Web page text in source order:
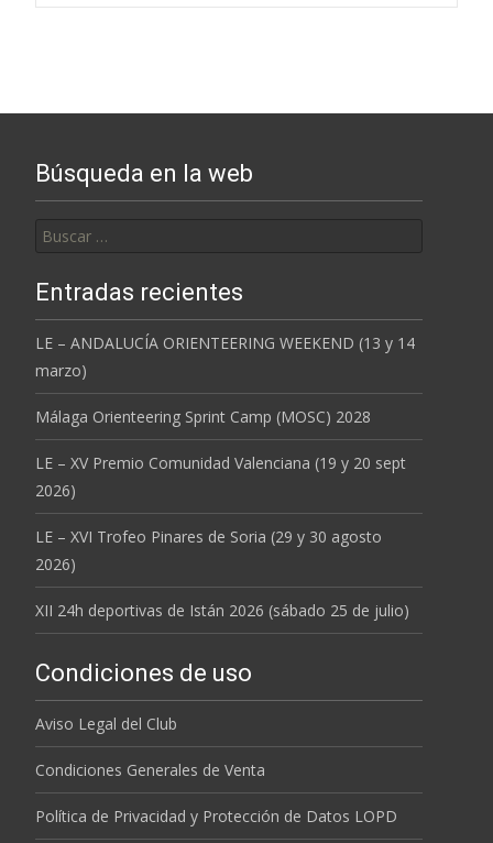
Búsqueda en la web
Entradas recientes
LE – ANDALUCÍA ORIENTEERING WEEKEND (13 y 14
marzo)
Málaga Orienteering Sprint Camp (MOSC) 2028
LE – XV Premio Comunidad Valenciana (19 y 20 sept
2026)
LE – XVI Trofeo Pinares de Soria (29 y 30 agosto
2026)
XII 24h deportivas de Istán 2026 (sábado 25 de julio)
Condiciones de uso
Aviso Legal del Club
Condiciones Generales de Venta
Política de Privacidad y Protección de Datos LOPD